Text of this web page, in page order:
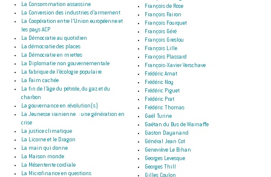
La Consommation assassine
La Conversion des industries d’armement
La Coopération entre l’Union européenne et
les pays ACP
La Démocratie au quotidien
La démocratie des places
La Démocratie en miettes
La Diplomatie non gouvernementale
La fabrique de l’écologie populaire
La Faim cachée
La fin de l’âge du pétrole, du gaz et du
charbon
La gouvernance en révolution(s)
La Jeunesse iranienne : une génération en
crise
La justice climatique
La Licorne et le Dragon
La main qui donne
La Maison monde
La Mésentente cordiale
La Microfinance en questions
François de Rose
François Fairon
François Fourquet
François Géré
François Greslou
François Lille
François Plassard
François-Xavier Verschave
Frédéric Amat
Frédéric Noy
Frédéric Piguet
Frédéric Prat
Frédéric Thomas
Gaël Turine
Gaëtan du Bus de Warnaffe
Gaston Dayanand
Général Jean Cot
Geneviève Le Bihan
Georges Levesque
Georges Thill
Gilles Coulon